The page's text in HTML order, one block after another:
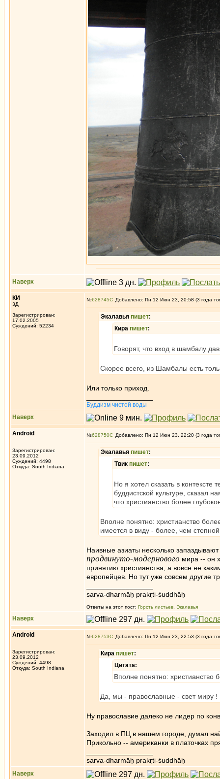
Наверх
КИ
3Д
Зарегистрирован:
17.02.2005
Суждений: 52234
№628745 Добавлено: Пн 12 Июн 23, 20:58 (3 года
Экалавья пишет:
Кира пишет:
Говорят, что вход в шамбалу
Скорее всего, из Шамбалы есть
Или только приход.
Буддизм чистой воды
Наверх
Android
Зарегистрирован:
23.09.2012
Суждений: 4498
Откуда: South Indiana
№628750 Добавлено: Пн 12 Июн 23, 22:20 (3 года
Экалавья пишет:
Твик пишет:
Но я хотел сказать в
буддистской культуре, сказал
что христианство более
Вполне понятно: христианство
имеется в виду - более, чем
Наивные азиаты несколько
продвинуто-модернового мира -- он
принятию христианства, а вовсе не
европейцев. Но тут уже совсем другие
sarva-dharmāḥ prakṛti-śuddhāḥ
Ответы на этот пост: Горсть листьев Экалавья
Наверх
Android
Зарегистрирован:
23.09.2012
Суждений: 4498
Откуда: South Indiana
№628753 Добавлено: Пн 12 Июн 23, 22:53 (3 года
Кира пишет:
Цитата:
Вполне понятно: христианство
Да, мы - православные - свет миру !
Ну православие далеко не лидер по
Заходил в ПЦ в нашем городе, думал
Прикольно -- американки в платочках
sarva-dharmāḥ prakṛti-śuddhāḥ
Наверх